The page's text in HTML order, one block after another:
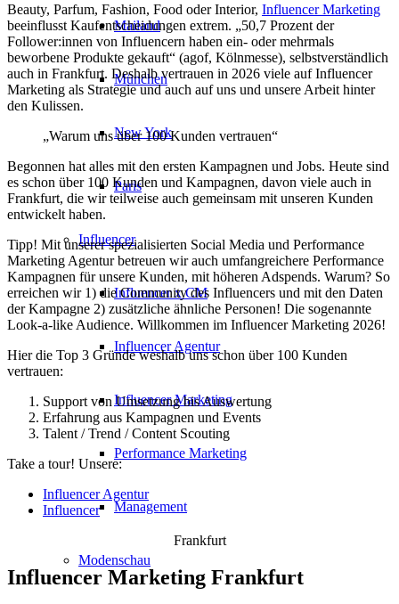
Mailand
München
New York
Paris
Influencer
Influencer x CM
Influencer Agentur
Influencer Marketing
Performance Marketing
Management
Modenschau
Beauty, Parfum, Fashion, Food oder Interior, Influencer Marketing
beeinflusst Kaufentscheidungen extrem. „50,7 Prozent der
Follower:innen von Influencern haben ein- oder mehrmals
beworbene Produkte gekauft“ (agof, Kölnmesse), selbstverständlich
auch in Frankfurt. Deshalb vertrauen in 2026 viele auf Influencer
Marketing als Strategie und auch auf uns und unsere Arbeit hinter
den Kulissen.
„Warum uns über 100 Kunden vertrauen“
Begonnen hat alles mit den ersten Kampagnen und Jobs. Heute sind
es schon über 100 Kunden und Kampagnen, davon viele auch in
Frankfurt, die wir teilweise auch gemeinsam mit unseren Kunden
entwickelt haben.
Tipp! Mit unserer spezialisierten Social Media und Performance
Marketing Agentur betreuen wir auch umfangreichere Performance
Kampagnen für unsere Kunden, mit höheren Adspends. Warum? So
erreichen wir 1) die Community des Influencers und mit den Daten
der Kampagne 2) zusätzliche ähnliche Personen! Die sogenannte
Look-a-like Audience. Willkommen im Influencer Marketing 2026!
Hier die Top 3 Gründe weshalb uns schon über 100 Kunden
vertrauen:
Support von Umsetzung bis Auswertung
Erfahrung aus Kampagnen und Events
Talent / Trend / Content Scouting
Take a tour! Unsere:
Influencer Agentur
Influencer
Frankfurt
Influencer Marketing Frankfurt